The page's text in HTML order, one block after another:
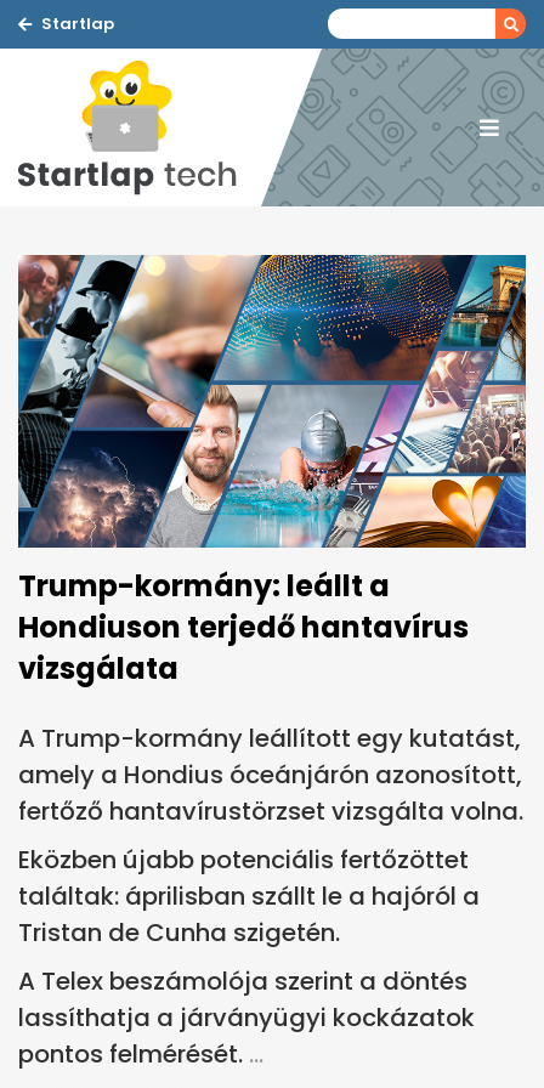
Startlap
Trump-kormány: leállt a
Hondiuson terjedő hantavírus
vizsgálata
A Trump-kormány leállított egy kutatást,
amely a Hondius óceánjárón azonosított,
fertőző hantavírustörzset vizsgálta volna.
Eközben újabb potenciális fertőzöttet
találtak: áprilisban szállt le a hajóról a
Tristan de Cunha szigetén.
A Telex beszámolója szerint a döntés
lassíthatja a járványügyi kockázatok
pontos felmérését.